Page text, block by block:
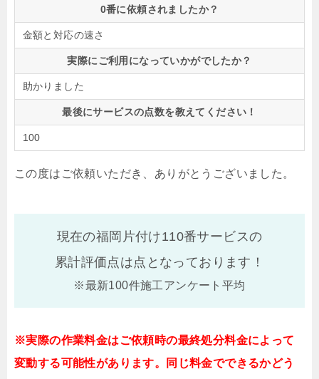
0番に依頼されましたか？
金額と対応の速さ
実際にご利用になっていかがでしたか？
助かりました
最後にサービスの点数を教えてください！
100
この度はご依頼いただき、ありがとうございました。
現在の福岡片付け110番サービスの
累計評価点は点となっております！
※最新100件施工アンケート平均
※実際の作業料金はご依頼時の最終処分料金によって
変動する可能性があります。同じ料金でできるかどう